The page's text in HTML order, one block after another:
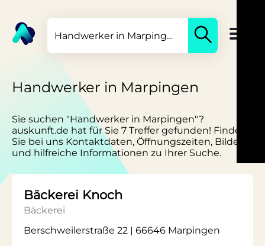
Handwerker in Marpingen
Sie suchen "Handwerker in Marpingen"?
auskunft.de hat für Sie 7 Treffer gefunden! Finden
Sie bei uns Kontaktdaten, Öffnungszeiten, Bilder
und hilfreiche Informationen zu Ihrer Suche.
Bäckerei Knoch
Bäckerei
Berschweilerstraße 22 | 66646 Marpingen